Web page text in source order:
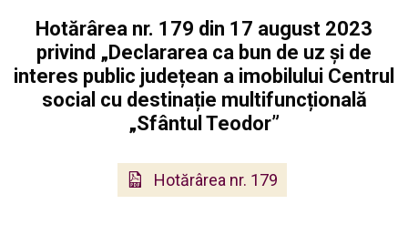
Hotărârea nr. 179 din 17 august 2023
privind „Declararea ca bun de uz și de
interes public județean a imobilului Centrul
social cu destinație multifuncțională
„Sfântul Teodor”
Hotărârea nr. 179